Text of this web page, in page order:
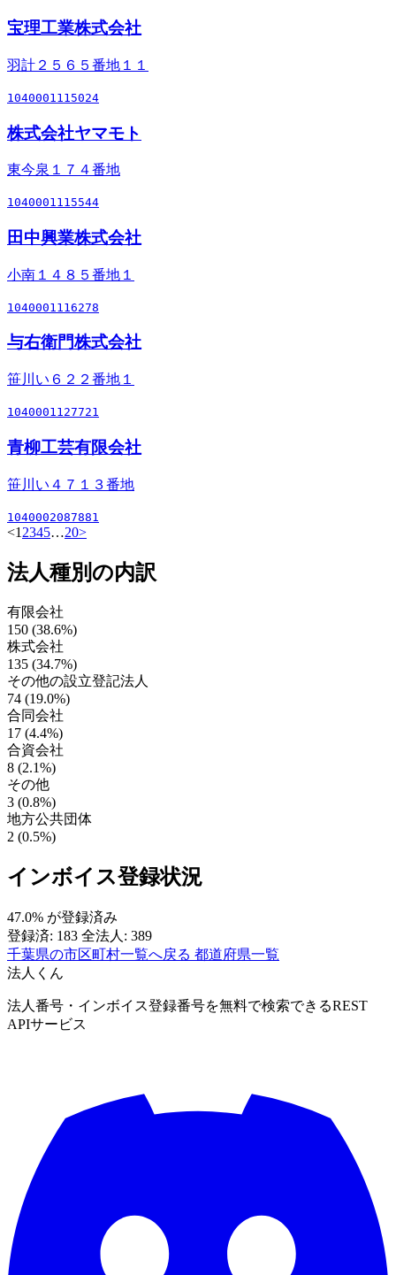
宝理工業株式会社
羽計２５６５番地１１
1040001115024
株式会社ヤマモト
東今泉１７４番地
1040001115544
田中興業株式会社
小南１４８５番地１
1040001116278
与右衛門株式会社
笹川い６２２番地１
1040001127721
青柳工芸有限会社
笹川い４７１３番地
1040002087881
<1 2345…20>
法人種別の内訳
有限会社
150 (38.6%)
株式会社
135 (34.7%)
その他の設立登記法人
74 (19.0%)
合同会社
17 (4.4%)
合資会社
8 (2.1%)
その他
3 (0.8%)
地方公共団体
2 (0.5%)
インボイス登録状況
47.0% が登録済み
登録済: 183 全法人: 389
千葉県の市区町村一覧へ戻る 都道府県一覧
法人くん
法人番号・インボイス登録番号を無料で検索できるREST
APIサービス